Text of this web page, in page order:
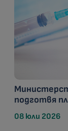
подготвя
08 юли 2026